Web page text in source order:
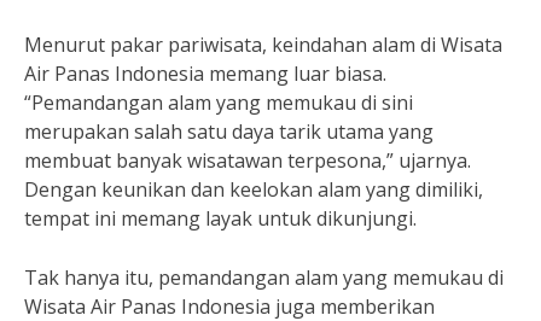
Menurut pakar pariwisata, keindahan alam di Wisata
Air Panas Indonesia memang luar biasa.
“Pemandangan alam yang memukau di sini
merupakan salah satu daya tarik utama yang
membuat banyak wisatawan terpesona,” ujarnya.
Dengan keunikan dan keelokan alam yang dimiliki,
tempat ini memang layak untuk dikunjungi.
Tak hanya itu, pemandangan alam yang memukau di
Wisata Air Panas Indonesia juga memberikan